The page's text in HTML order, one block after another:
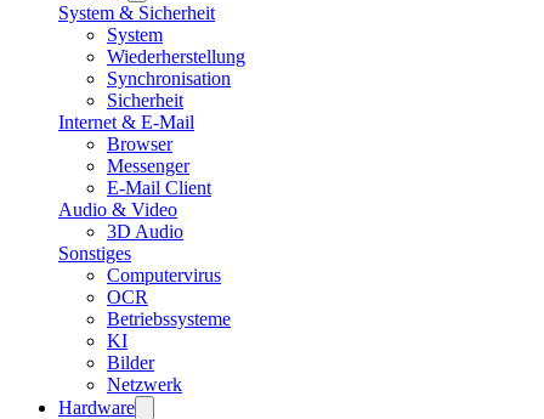
System & Sicherheit
System
Wiederherstellung
Synchronisation
Sicherheit
Internet & E-Mail
Browser
Messenger
E-Mail Client
Audio & Video
3D Audio
Sonstiges
Computervirus
OCR
Betriebssysteme
KI
Bilder
Netzwerk
Hardware